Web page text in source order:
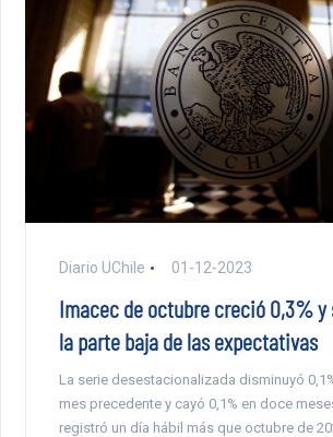
Diario UChile 01-12-2023
Imacec de octubre creció 0,3% y
la parte baja de las expectativas
La serie desestacionalizada disminuyó
mes precedente y cayó 0,1% en doce
registró un día hábil más que octubre de